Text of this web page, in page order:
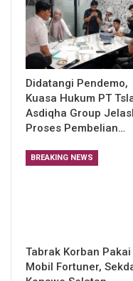
Didatangi Pendemo,
Kuasa Hukum PT
Asdiqha Group
Proses Pembelian…
BREAKING NEWS
Tabrak Korban Pakai
Mobil Fortuner,